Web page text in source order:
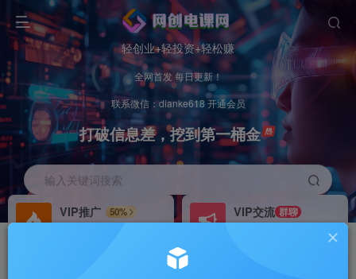
轻创业+轻投资+轻松赚
全网首发 每日更新！
联系微信：dianke618 开通会员
打破信息差，挖到第一桶金
输入关键词搜索
VIP推广
50%
VIP交流 群聊
研究探讨更多创业项目路子。